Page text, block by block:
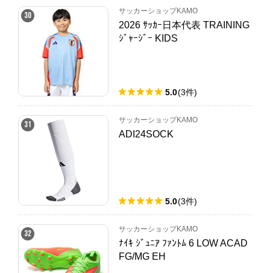
30 サッカーショップKAMO
2026 ｻｯｶｰ日本代表 TRAINING
ｼﾞｬｰｼﾞｰ KIDS
5.0(3件)
31 サッカーショップKAMO
ADI24SOCK
5.0(3件)
32 サッカーショップKAMO
ﾅｲｷ ｼﾞｭﾆｱ ﾌｧﾝﾄﾑ 6 LOW ACAD
FG/MG EH